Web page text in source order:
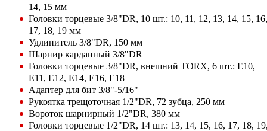
14, 15 мм
Головки торцевые 3/8"DR, 10 шт.: 10, 11, 12, 13, 14, 15, 16,
17, 18, 19 мм
Удлинитель 3/8"DR, 150 мм
Шарнир карданный 3/8"DR
Головки торцевые 3/8"DR, внешний TORX, 6 шт.: E10,
E11, E12, E14, E16, E18
Адаптер для бит 3/8"-5/16"
Рукоятка трещоточная 1/2"DR, 72 зубца, 250 мм
Вороток шарнирный 1/2"DR, 380 мм
Головки торцевые 1/2"DR, 14 шт.: 13, 14, 15, 16, 17, 18,